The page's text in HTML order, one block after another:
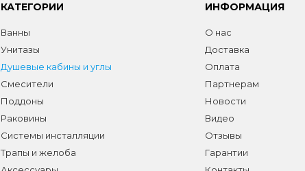
КАТЕГОРИИ
Ванны
Унитазы
Душевые кабины и углы
Смесители
Поддоны
Раковины
Системы инсталляции
Трапы и желоба
ИНФОРМАЦИЯ
О нас
Доставка
Оплата
Партнерам
Новости
Видео
Отзывы
Гарантии